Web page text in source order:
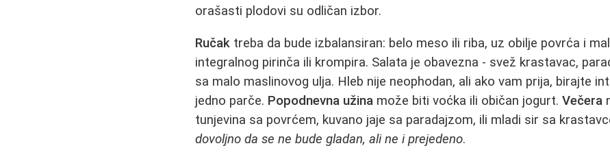
orašasti plodovi su odličan izbor.
Ručak treba da bude izbalansiran: belo meso ili riba, uz obilje povrća i
integralnog pirinča ili krompira. Salata je obavezna - svež krastavac,
sa malo maslinovog ulja. Hleb nije neophodan, ali ako vam prija, birajte
jedno parče. Popodnevna užina može biti voćka ili običan jogurt.Večera
tunjevina sa povrćem, kuvano jaje sa paradajzom, ili mladi sir sa
dovoljno da se ne bude gladan, ali ne i prejedeno.